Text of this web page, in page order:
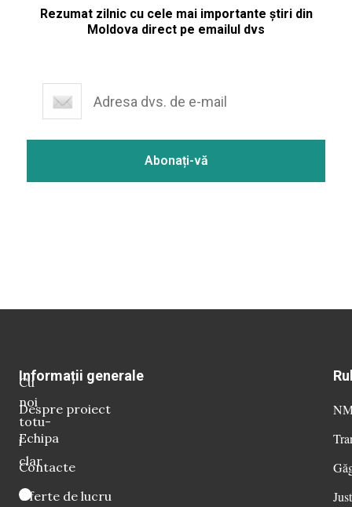
Rezumat zilnic cu cele mai importante știri din
Moldova direct pe emailul dvs
Cu
noi
totu-
i
clar
Informații generale
Despre proiect
Echipa
Contacte
Oferte de lucru